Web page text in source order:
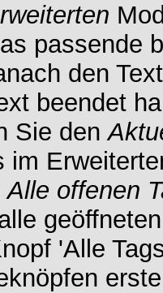
passende
den
beendet
Sie den
im
Alle offenen
'Alle